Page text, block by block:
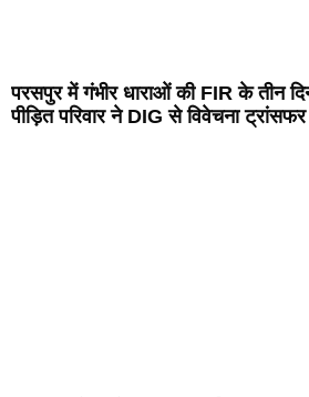
परसपुर में गंभीर धाराओं की FIR के तीन दिन
पीड़ित परिवार ने DIG से विवेचना